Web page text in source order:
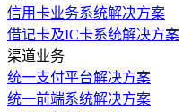
信用卡业务系统解决方案
借记卡及IC卡系统解决方案
渠道业务
统一支付平台解决方案
统一前端系统解决方案